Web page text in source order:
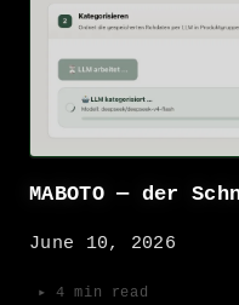
MABOTO — der
June 10, 2026
▸ 4 min read